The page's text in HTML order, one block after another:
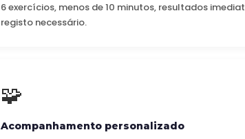
6 exercícios, menos de 10 minutos, resultados
registo necessário.
🧩
Acompanhamento personalizado